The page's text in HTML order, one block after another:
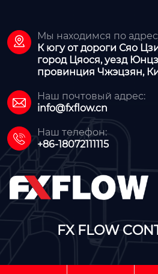

Мы находимся по
К югу от дороги Сяо
город Цяося, уезд
провинция Чжэцзян,

Наш почтовый адрес:
info@fxflow.cn

Наш телефон:
+86-18072111115
FX FLOW